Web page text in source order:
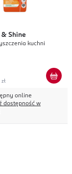
& Shine
kuchni
online
dostępność w